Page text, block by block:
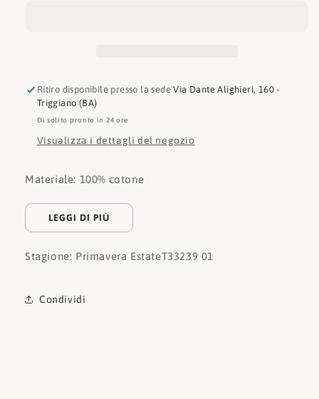
Ritiro disponibile presso la sedeVia Dante Alighieri, 160 -
Triggiano (BA)
Di solito pronto in 24 ore
Visualizza i dettagli del negozio
Materiale: 100% cotone
LEGGI DI PIÙ
Stagione: Primavera EstateT33239 01
Condividi